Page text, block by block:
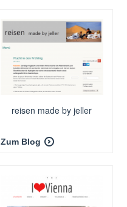
reisen made by jeller
Zum Blog